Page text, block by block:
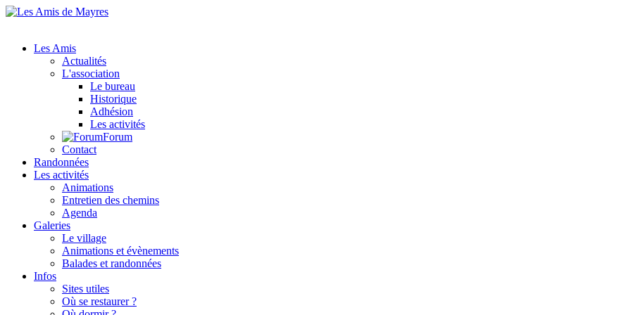
Les Amis
Actualités
L'association
Le bureau
Historique
Adhésion
Les activités
Forum
Contact
Randonnées
Les activités
Animations
Entretien des chemins
Agenda
Galeries
Le village
Animations et évènements
Balades et randonnées
Infos
Sites utiles
Où se restaurer ?